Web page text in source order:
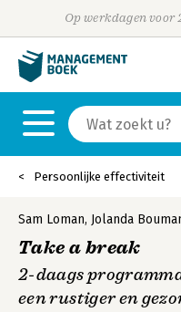
Op werkdagen voor
Persoonlijke effectiviteit
Sam Loman, Jolanda
Take a break
2-daags
een rustiger en